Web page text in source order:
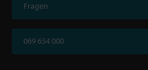
Fragen
069 654 000